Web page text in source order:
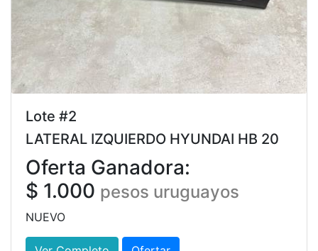
Lote #2
LATERAL IZQUIERDO HYUNDAI HB 20
Oferta Ganadora:
$ 1.000 pesos uruguayos
NUEVO